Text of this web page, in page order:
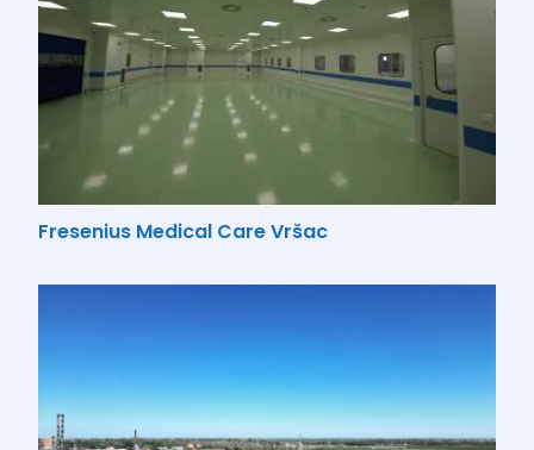
Fresenius Medical Care Vršac